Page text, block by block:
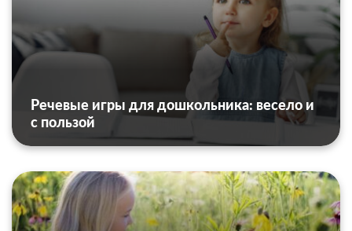
Речевые игры для дошкольника: весело и
с пользой